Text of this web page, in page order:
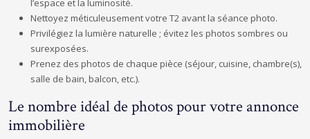
l’espace et la luminosité.
Nettoyez méticuleusement votre T2 avant la séance photo.
Privilégiez la lumière naturelle ; évitez les photos sombres ou
surexposées.
Prenez des photos de chaque pièce (séjour, cuisine, chambre(s),
salle de bain, balcon, etc.).
Le nombre idéal de photos pour votre annonce
immobilière